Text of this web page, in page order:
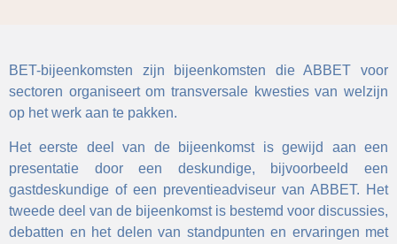
BET-bijeenkomsten zijn bijeenkomsten die ABBET voor
sectoren organiseert om transversale kwesties van welzijn
op het werk aan te pakken.
Het eerste deel van de bijeenkomst is gewijd aan een
presentatie door een deskundige, bijvoorbeeld een
gastdeskundige of een preventieadviseur van ABBET. Het
tweede deel van de bijeenkomst is bestemd voor discussies,
debatten en het delen van standpunten en ervaringen met